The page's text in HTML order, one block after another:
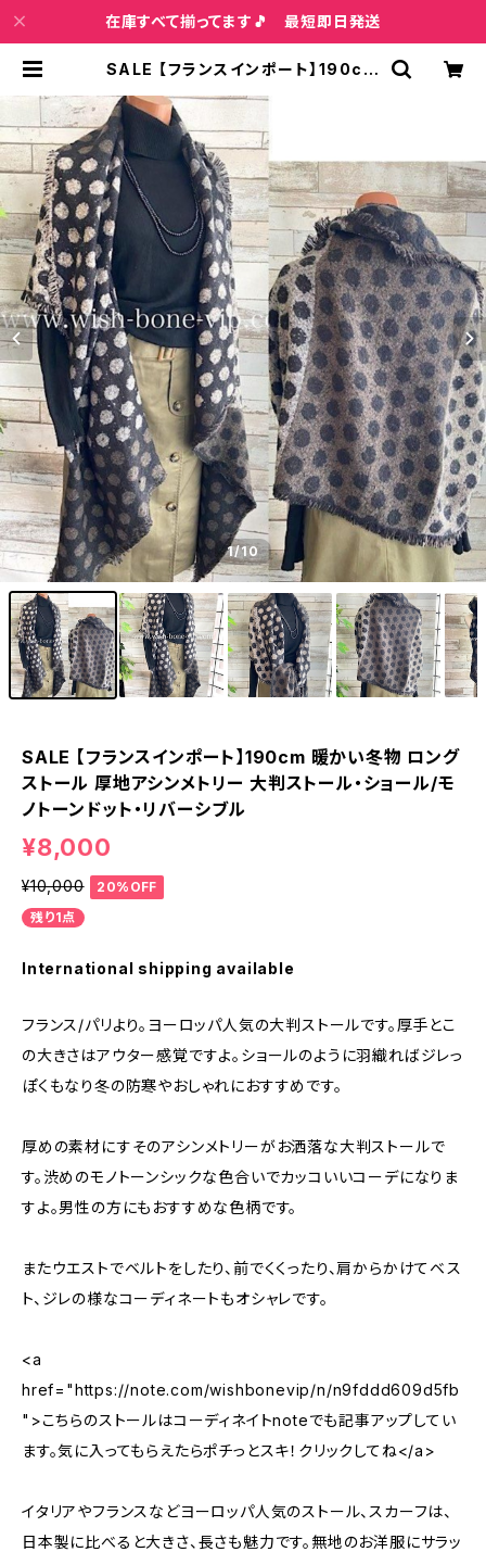
在庫すべて揃ってます🎵 最短即日発送
SALE 【フランスインポート】190cm
ンメトリー 大判ストール・ショール/モ
ノトーンドット・リバーシブル | インポ
ートファッション＆ジュエリー Wish
Bone VIP
1/10
SALE 【フランスインポート】190cm 暖かい冬物 ロング
ストール 厚地アシンメトリー 大判ストール・ショール/モ
ノトーンドット・リバーシブル
¥8,000
¥10,000
20%OFF
残り1点
International shipping available
フランス/パリより。ヨーロッパ人気の大判ストールです。厚手とこ
の大きさはアウター感覚ですよ。ショールのように羽織ればジレっ
ぽくもなり冬の防寒やおしゃれにおすすめです。
厚めの素材にすそのアシンメトリーがお洒落な大判ストールで
す。渋めのモノトーンシックな色合いでカッコいいコーデになりま
すよ。男性の方にもおすすめな色柄です。
またウエストでベルトをしたり、前でくくったり、肩からかけてベス
ト、ジレの様なコーディネートもオシャレです。
<a
href="https://note.com/wishbonevip/n/n9fddd609d5fb
">こちらのストールはコーディネイトnoteでも記事アップしてい
ます。気に入ってもらえたらポチっとスキ！クリックしてね</a>
イタリアやフランスなどヨーロッパ人気のストール、スカーフは、
日本製に比べると大きさ、長さも魅力です。無地のお洋服にサラッ